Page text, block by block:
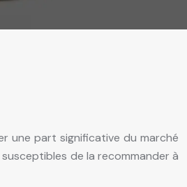
une part significative du marché
de la recommander à